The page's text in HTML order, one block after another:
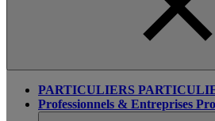
PARTICULIERS
Professionnels & Entreprises